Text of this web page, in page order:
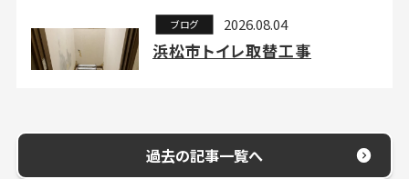
ブログ 2026.08.04
浜松市トイレ取替工事
過去の記事一覧へ